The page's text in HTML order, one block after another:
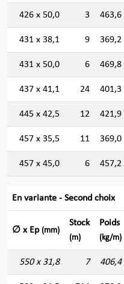
426 x 50,0 3 463,6
431 x 38,1 9 369,2
431 x 50,0 6 469,8
437 x 41,1 24 401,3
445 x 42,5 12 421,9
457 x 35,5 11 369,0
457 x 45,0 6 457,2
En variante - Second choix
∅ x Ep (mm)
Stock
(m)
Poids
(kg/m)
550 x 31,8 7 406,4